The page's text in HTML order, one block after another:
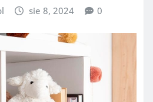
sie 8, 2024 0